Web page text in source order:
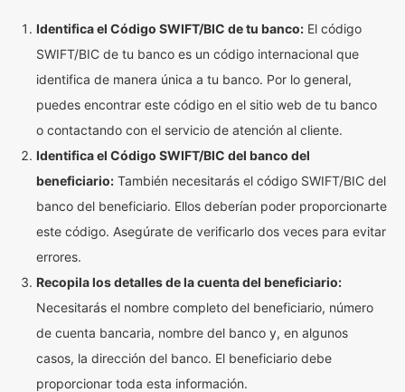
Identifica el Código SWIFT/BIC de tu banco: El código
SWIFT/BIC de tu banco es un código internacional que
identifica de manera única a tu banco. Por lo general,
puedes encontrar este código en el sitio web de tu banco
o contactando con el servicio de atención al cliente.
Identifica el Código SWIFT/BIC del banco del
beneficiario: También necesitarás el código SWIFT/BIC del
banco del beneficiario. Ellos deberían poder proporcionarte
este código. Asegúrate de verificarlo dos veces para evitar
errores.
Recopila los detalles de la cuenta del beneficiario:
Necesitarás el nombre completo del beneficiario, número
de cuenta bancaria, nombre del banco y, en algunos
casos, la dirección del banco. El beneficiario debe
proporcionar toda esta información.